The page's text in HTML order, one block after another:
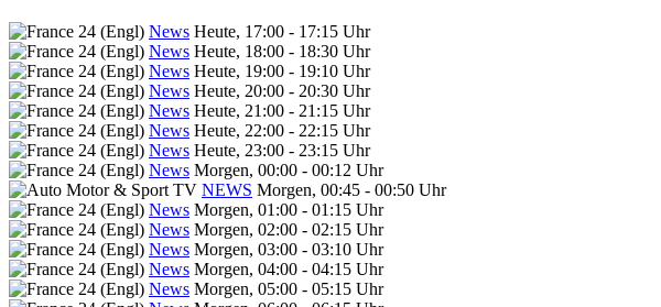
News Heute, 17:00 - 17:15 Uhr
News Heute, 18:00 - 18:30 Uhr
News Heute, 19:00 - 19:10 Uhr
News Heute, 20:00 - 20:30 Uhr
News Heute, 21:00 - 21:15 Uhr
News Heute, 22:00 - 22:15 Uhr
News Heute, 23:00 - 23:15 Uhr
News Morgen, 00:00 - 00:12 Uhr
NEWS Morgen, 00:45 - 00:50 Uhr
News Morgen, 01:00 - 01:15 Uhr
News Morgen, 02:00 - 02:15 Uhr
News Morgen, 03:00 - 03:10 Uhr
News Morgen, 04:00 - 04:15 Uhr
News Morgen, 05:00 - 05:15 Uhr